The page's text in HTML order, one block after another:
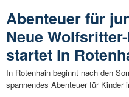
Abenteuer für
Neue
startet in
In Rotenhain beginnt nach den
spannendes Abenteuer für